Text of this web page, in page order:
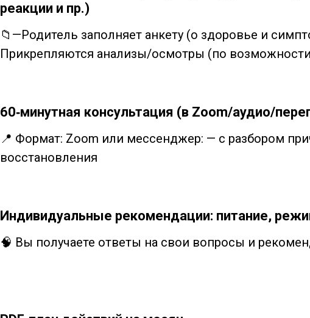
реакции и пр.)
📁—Родитель заполняет анкету (о здоровье и
Прикрепляются анализы/осмотры (по
60‑минутная консультация (в Zoom/аудио/
📍 Формат: Zoom или мессенджер: — с разбором
восстановления
Индивидуальные рекомендации: питание,
🧠 Вы получаете ответы на свои вопросы и